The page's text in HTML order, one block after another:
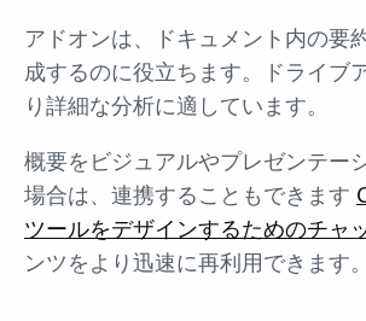
アドオンは、ドキュメント内の要
成するのに役立ちます。ドライブ
り詳細な分析に適しています。
概要をビジュアルやプレゼンテー
場合は、連携することもできます
ツールをデザインするためのチャ
ンツをより迅速に再利用できます。